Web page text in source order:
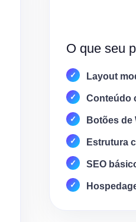
O que seu
Layout
Conteúdo
Botões de
Estrutura
SEO